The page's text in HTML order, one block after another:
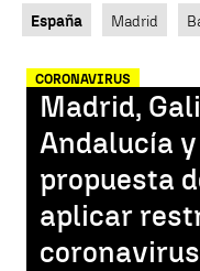
España Madrid
CORONAVIRUS
Madrid,
Andalucía
propuesta
aplicar
coronavirus